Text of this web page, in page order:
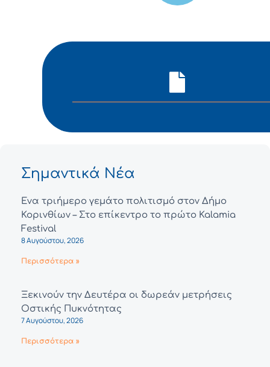
Σημαντικά Νέα
Ένα τριήμερο γεμάτο πολιτισμό στον Δήμο
Κορινθίων – Στο επίκεντρο το πρώτο Kalamia
Festival
8 Αυγούστου, 2026
Περισσότερα »
Ξεκινούν την Δευτέρα οι δωρεάν μετρήσεις
Οστικής Πυκνότητας
7 Αυγούστου, 2026
Περισσότερα »